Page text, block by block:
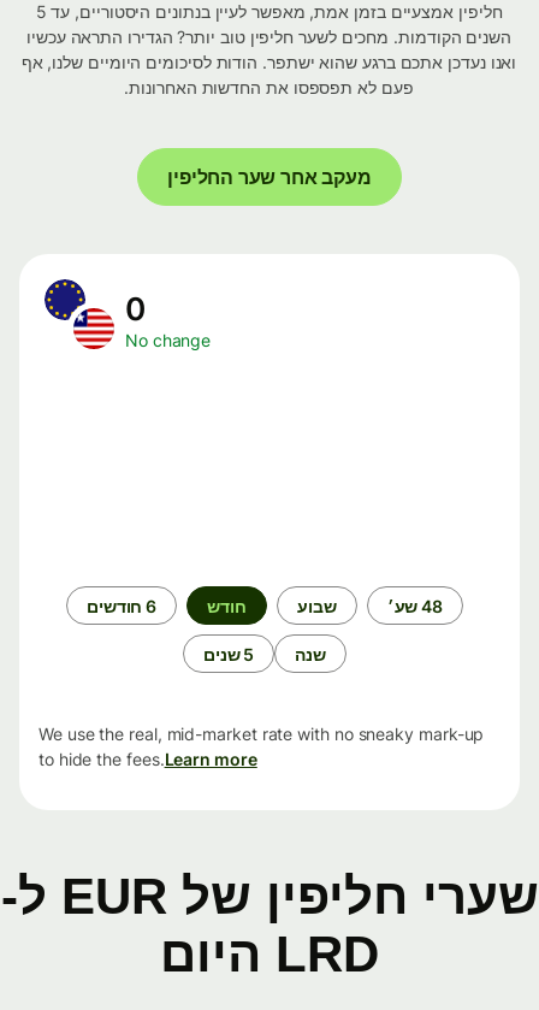
חליפין אמצעיים בזמן אמת, מאפשר לעיין בנתונים היסטוריים, עד 5
השנים הקודמות. מחכים לשער חליפין טוב יותר? הגדירו התראה עכשיו
ואנו נעדכן אתכם ברגע שהוא ישתפר. הודות לסיכומים היומיים שלנו, אף
פעם לא תפספסו את החדשות האחרונות.
מעקב אחר שער החליפין
No change
48 שע׳ שבוע חודש 6 חודשים
שנה 5 שנים
We use the real, mid-market rate with no sneaky mark-up
to hide the fees.Learn more
שערי חליפין של EUR ל-
LRD היום